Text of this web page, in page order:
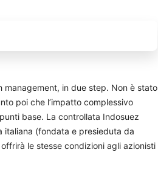
in due step. Non è stato
poi che l’impatto complessivo
base. La controllata Indosuez
italiana (fondata e presieduta da
le stesse condizioni agli azionisti